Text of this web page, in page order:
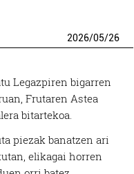
2026/05/26
Legazpiren bigarren
Frutaren Astea
bitartekoa.
piezak banatzen ari
elikagai horren